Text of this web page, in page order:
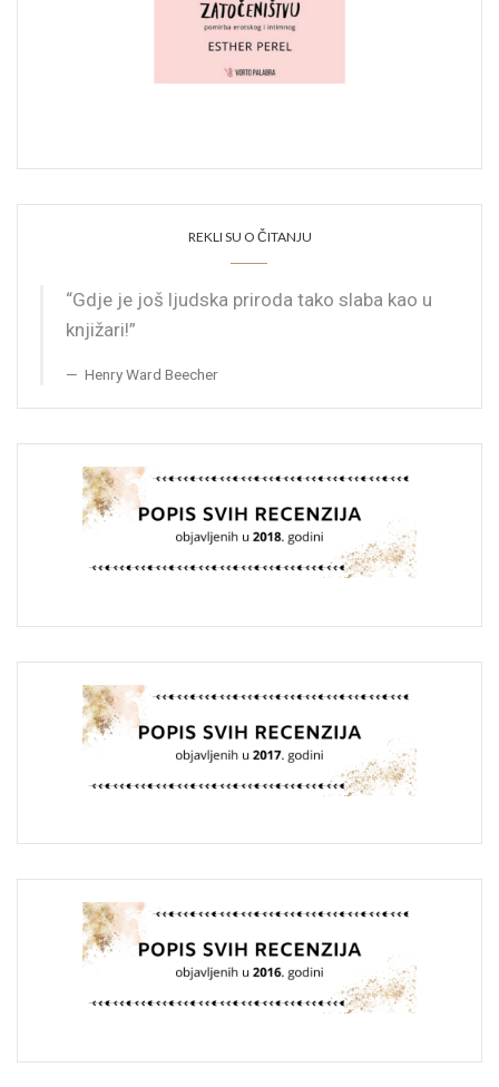
REKLI SU O ČITANJU
“Gdje je još ljudska priroda tako slaba kao u
knjižari!”
Henry Ward Beecher